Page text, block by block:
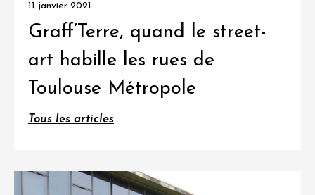
11 janvier 2021
Graff’Terre, quand le street-
art habille les rues de
Toulouse Métropole
Tous les articles